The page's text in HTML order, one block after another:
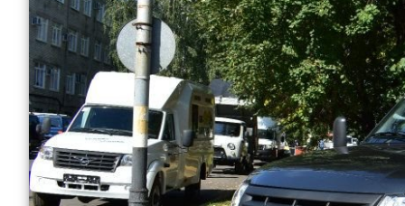
Знаменитости
Политика
Природа
Философия
Культура
Контакты
Сотрудничество
Размещение рекламы
Для правообладателей
Условия предоставления информации